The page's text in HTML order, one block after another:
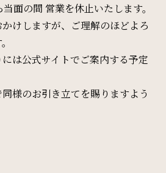
Harmony」
面の間 営業を休止いたします。
けしますが、ご理解のほどよろ
は公式サイトでご案内する予定
様のお引き立てを賜りますよう